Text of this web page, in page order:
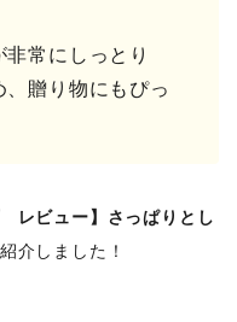
非常にしっとり
、贈り物にもぴっ
レビュー】さっぱりとし
介しました！